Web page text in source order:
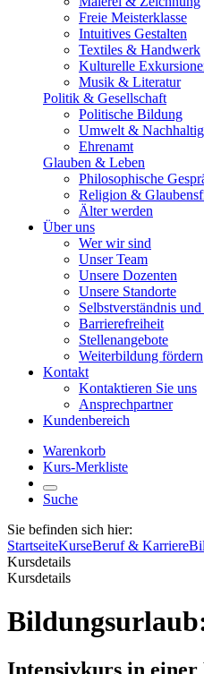
Freie Meisterklasse
Intuitives Gestalten
Textiles & Handwerk
Kulturelle
Musik & Literatur
Politik & Gesellschaft
Politische Bildung
Umwelt &
Ehrenamt
Glauben & Leben
Philosophische
Religion &
Älter werden
Über uns
Wer wir sind
Unser Team
Unsere Dozenten
Unsere Standorte
Selbstverständnis
Barrierefreiheit
Stellenangebote
Weiterbildung fördern
Kontakt
Kontaktieren Sie uns
Ansprechpartner
Kundenbereich
Warenkorb
Kurs-Merkliste
Suche
Sie befinden sich hier:
StartseiteKurseBeruf & Karriere
Kursdetails
Kursdetails